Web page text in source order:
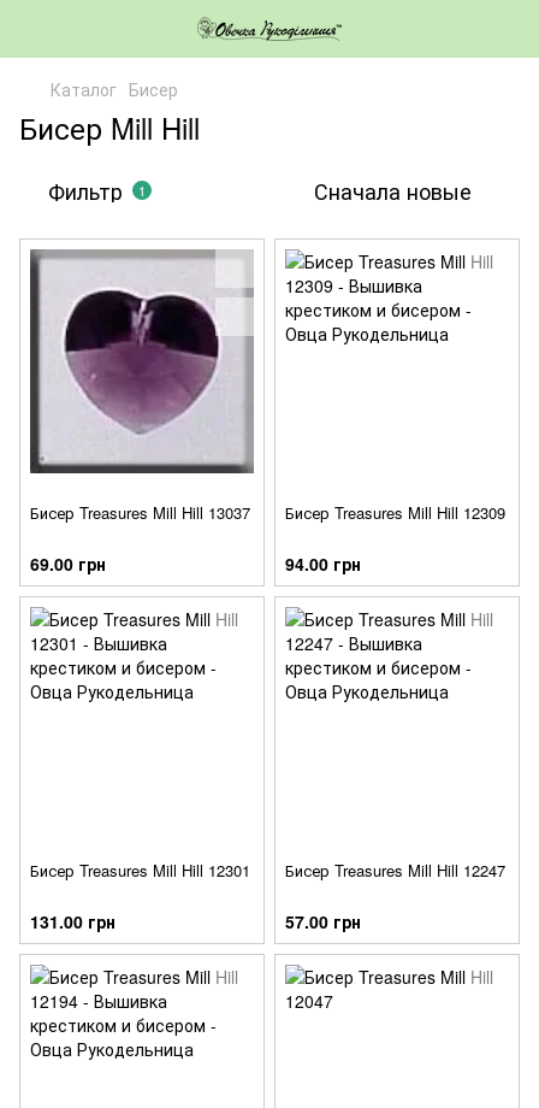
Каталог Бисер
Бисер Mill Hill
Фильтр 1 Сначала новые
Бисер Treasures Mill Hill 13037
69.00 грн
Бисер Treasures Mill Hill 12309
94.00 грн
Бисер Treasures Mill Hill 12301
131.00 грн
Бисер Treasures Mill Hill 12247
57.00 грн